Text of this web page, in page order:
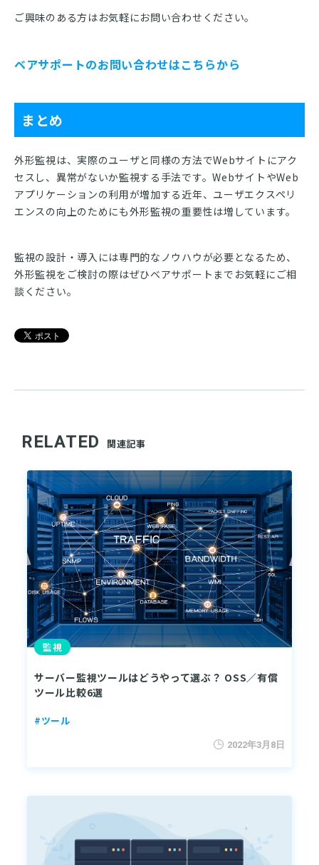
ご興味のある方はお気軽にお問い合わせください。
ベアサポートのお問い合わせはこちらから
まとめ
外形監視は、実際のユーザと同様の方法でWebサイトにアク
セスし、異常がないか監視する手法です。WebサイトやWeb
アプリケーションの利用が増加する近年、ユーザエクスペリ
エンスの向上のためにも外形監視の重要性は増しています。
監視の設計・導入には専門的なノウハウが必要となるため、
外形監視をご検討の際はぜひベアサポートまでお気軽にご相
談ください。
RELATED 関連記事
監視
サーバー監視ツールはどうやって選ぶ？ OSS／有償
ツール比較6選
#ツール
2022年3月8日